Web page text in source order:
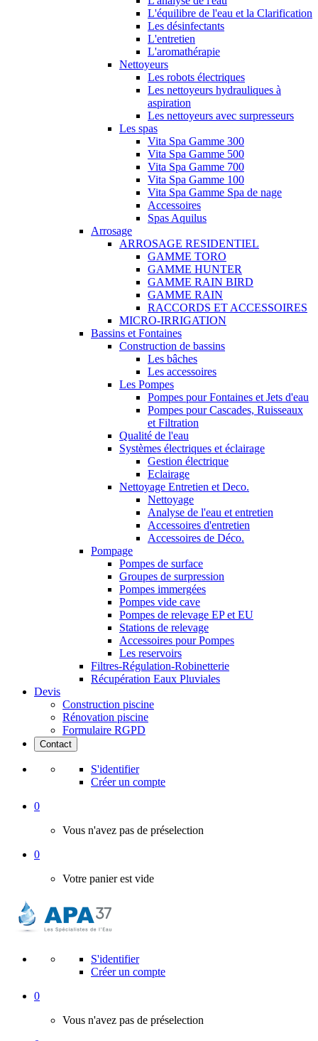
L'équilibre de l'eau et la Clarification
Les désinfectants
L'entretien
L'aromathérapie
Nettoyeurs
Les robots électriques
Les nettoyeurs hydrauliques à
aspiration
Les nettoyeurs avec surpresseurs
Les spas
Vita Spa Gamme 300
Vita Spa Gamme 500
Vita Spa Gamme 700
Vita Spa Gamme 100
Vita Spa Gamme Spa de nage
Accessoires
Spas Aquilus
Arrosage
ARROSAGE RESIDENTIEL
GAMME TORO
GAMME HUNTER
GAMME RAIN BIRD
GAMME RAIN
RACCORDS ET ACCESSOIRES
MICRO-IRRIGATION
Bassins et Fontaines
Construction de bassins
Les bâches
Les accessoires
Les Pompes
Pompes pour Fontaines et Jets d'eau
Pompes pour Cascades, Ruisseaux
et Filtration
Qualité de l'eau
Systèmes électriques et éclairage
Gestion électrique
Eclairage
Nettoyage Entretien et Deco.
Nettoyage
Analyse de l'eau et entretien
Accessoires d'entretien
Accessoires de Déco.
Pompage
Pompes de surface
Groupes de surpression
Pompes immergées
Pompes vide cave
Pompes de relevage EP et EU
Stations de relevage
Accessoires pour Pompes
Les reservoirs
Filtres-Régulation-Robinetterie
Récupération Eaux Pluviales
Devis
Construction piscine
Rénovation piscine
Formulaire RGPD
Contact
S'identifier
Créer un compte
0
Vous n'avez pas de préselection
0
Votre panier est vide
S'identifier
Créer un compte
0
Vous n'avez pas de préselection